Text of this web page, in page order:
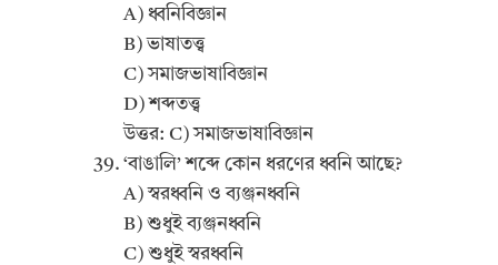
A) ধ্বনিবিজ্ঞান
B) ভাষাতত্ত্ব
C) সমাজভাষাবিজ্ঞান
D) শব্দতত্ত্ব
উত্তর: C) সমাজভাষাবিজ্ঞান
‘বাঙালি’ শব্দে কোন ধরণের ধ্বনি আছে?
A) স্বরধ্বনি ও ব্যঞ্জনধ্বনি
B) শুধুই ব্যঞ্জনধ্বনি
C) শুধুই স্বরধ্বনি